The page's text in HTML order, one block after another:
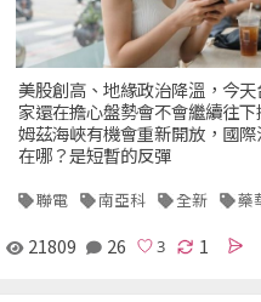
美股創高、地緣政治降溫，今
家還在擔心盤勢會不會繼續往
姆茲海峽有機會重新開放，國
在哪？是短暫的反彈
聯電 南亞科 全新 藥
21809 26 1